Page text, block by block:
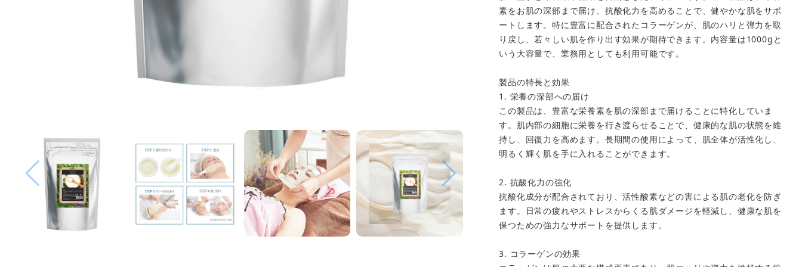
close
カートへ進む
お買い物を続ける
素をお肌の深部まで届け、抗酸化力を高めることで、健やかな肌をサポ
ートします。特に豊富に配合されたコラーゲンが、肌のハリと弾力を取
り戻し、若々しい肌を作り出す効果が期待できます。内容量は1000gと
いう大容量で、業務用としても利用可能です。
製品の特長と効果
1. 栄養の深部への届け
この製品は、豊富な栄養素を肌の深部まで届けることに特化していま
す。肌内部の細胞に栄養を行き渡らせることで、健康的な肌の状態を維
持し、回復力を高めます。長期間の使用によって、肌全体が活性化し、
明るく輝く肌を手に入れることができます。
2. 抗酸化力の強化
抗酸化成分が配合されており、活性酸素などの害による肌の老化を防ぎ
ます。日常の疲れやストレスからくる肌ダメージを軽減し、健康な肌を
保つための強力なサポートを提供します。
3. コラーゲンの効果